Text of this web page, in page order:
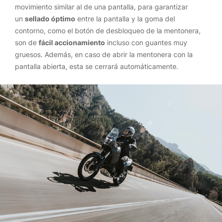
movimiento similar al de una pantalla, para garantizar
un sellado óptimo entre la pantalla y la goma del
contorno, como el botón de desbloqueo de la mentonera,
son de fácil accionamiento incluso con guantes muy
gruesos. Además, en caso de abrir la mentonera con la
pantalla abierta, esta se cerrará automáticamente.